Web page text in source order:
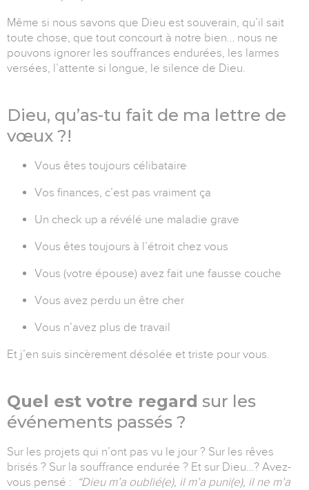
Même si nous savons que Dieu est souverain, qu’il sait
toute chose, que tout concourt à notre bien… nous ne
pouvons ignorer les souffrances endurées, les larmes
versées, l’attente si longue, le silence de Dieu.
Dieu, qu’as-tu fait de ma lettre de
vœux ?!
Vous êtes toujours célibataire
Vos finances, c’est pas vraiment ça
Un check up a révélé une maladie grave
Vous êtes toujours à l’étroit chez vous
Vous (votre épouse) avez fait une fausse couche
Vous avez perdu un être cher
Vous n’avez plus de travail
Et j’en suis sincèrement désolée et triste pour vous.
Quel est votre regard sur les
événements passés ?
Sur les projets qui n’ont pas vu le jour ? Sur les rêves
brisés ? Sur la souffrance endurée ? Et sur Dieu…? Avez-
vous pensé :
“Dieu m’a oublié(e), il m’a puni(e), il ne m’a